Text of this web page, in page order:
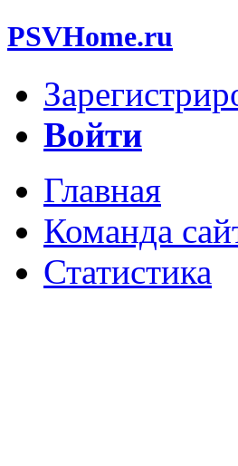
PSVHome.ru
Войти
Главная
Команда
Статистика